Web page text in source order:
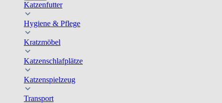
Katzenfutter
Hygiene & Pflege
Kratzmöbel
Katzenschlafplätze
Katzenspielzeug
Transport